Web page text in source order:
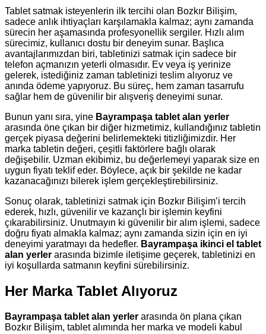
Tablet satmak isteyenlerin ilk tercihi olan Bozkır Bilişim,
sadece anlık ihtiyaçları karşılamakla kalmaz; aynı zamanda
sürecin her aşamasında profesyonellik sergiler. Hızlı alım
sürecimiz, kullanıcı dostu bir deneyim sunar. Başlıca
avantajlarımızdan biri, tabletinizi satmak için sadece bir
telefon açmanızın yeterli olmasıdır. Ev veya iş yerinize
gelerek, istediğiniz zaman tabletinizi teslim alıyoruz ve
anında ödeme yapıyoruz. Bu süreç, hem zaman tasarrufu
sağlar hem de güvenilir bir alışveriş deneyimi sunar.
Bunun yanı sıra, yine Bayrampaşa tablet alan yerler
arasında öne çıkan bir diğer hizmetimiz, kullandığınız tabletin
gerçek piyasa değerini belirlemekteki titizliğimizdir. Her
marka tabletin değeri, çeşitli faktörlere bağlı olarak
değişebilir. Uzman ekibimiz, bu değerlemeyi yaparak size en
uygun fiyatı teklif eder. Böylece, açık bir şekilde ne kadar
kazanacağınızı bilerek işlem gerçekleştirebilirsiniz.
Sonuç olarak, tabletinizi satmak için Bozkır Bilişim’i tercih
ederek, hızlı, güvenilir ve kazançlı bir işlemin keyfini
çıkarabilirsiniz. Unutmayın ki güvenilir bir alım işlemi, sadece
doğru fiyatı almakla kalmaz; aynı zamanda sizin için en iyi
deneyimi yaratmayı da hedefler. Bayrampaşa ikinci el tablet
alan yerler arasında bizimle iletişime geçerek, tabletinizi en
iyi koşullarda satmanın keyfini sürebilirsiniz.
Her Marka Tablet Alıyoruz
Bayrampaşa tablet alan yerler arasında ön plana çıkan
Bozkır Bilişim, tablet alımında her marka ve modeli kabul